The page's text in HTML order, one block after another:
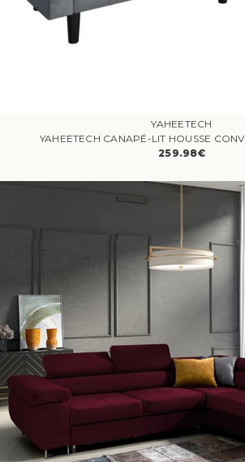
YAHEETECH
259.98€